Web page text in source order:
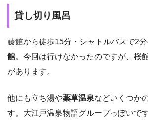
貸し切り風呂
藤館から徒歩15分・シャトルバスで2
館。今回は行けなかったのですが、桜
があります。
他にも立ち湯や薬草温泉などいくつか
す。大江戸温泉物語グループっぽいです